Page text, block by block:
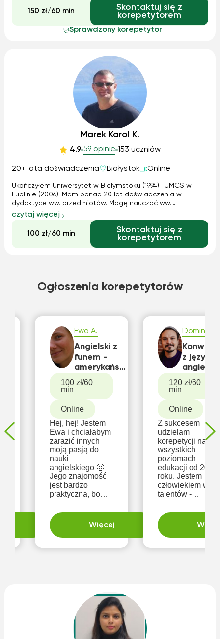
150 zł/60 min
Skontaktuj się z
korepetytorem
Sprawdzony korepetytor
Marek Karol K.
4.9 59 opinie 153 uczniów
20+ lata doświadczenia Białystok Online
Ukończyłem Uniwersytet w Białymstoku (1994) i UMCS w
Lublinie (2006). Mam ponad 20 lat doświadczenia w
dydaktyce ww. przedmiotów. Mogę nauczać ww.
przedmiotów bez względu na wiek i liczbę uczniów.
Dojeżdżam do klienta na terenie całego Białegostoku i
okolic. Możliwe są także lekcje online.
czytaj więcej
100 zł/60 min
Skontaktuj się z
korepetytorem
Ogłoszenia korepetytorów
Ewa A.
Angielski z
funem -
amerykański
akcent,
gramatyka,
słówka,
nauka od
podstaw, do
szkoły i
egzaminów.
100 zł/60
min
Online
Hej, hej! Jestem
Ewa i chciałabym
zarazić innych
moją pasją do
nauki
angielskiego 🙂
Jego znajomość
jest bardzo
praktyczna, bo
komunikować się
w nim praktycznie
na całym świecie.
Poza tym nauka
tego pięknego
procesem! Sama
Więcej
Dominik N.
z języka
poziom
120 zł/60
min
Online
Z sukcesem
udzielam
korepetycji na
wszystkich
poziomach
edukacji od 2010
roku. Jestem
człowiekiem
talentów -
historykiem,
muzykiem,
szkoleniowcem
oraz lektorem
języka obcego.